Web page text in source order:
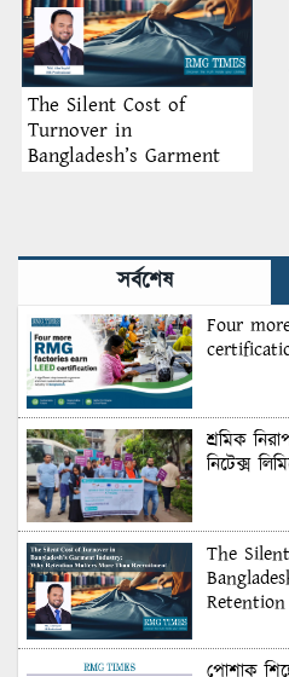
The Silent Cost of
Turnover in
Bangladesh’s Garment
সর্বশেষ
Four
শ্রমিক
নিটেক্স
The